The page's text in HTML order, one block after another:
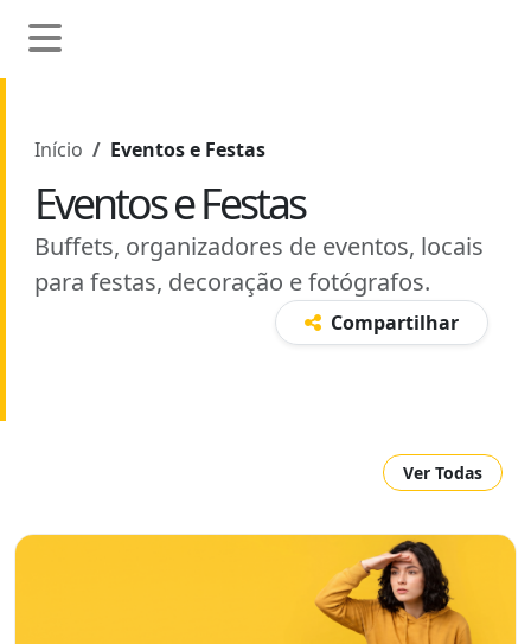
Início Eventos e Festas
Eventos e Festas
Buffets, organizadores de eventos, locais
para festas, decoração e fotógrafos.
Compartilhar
Ver Todas